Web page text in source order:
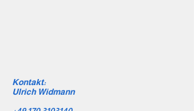
Kontakt:
Ulrich Widmann